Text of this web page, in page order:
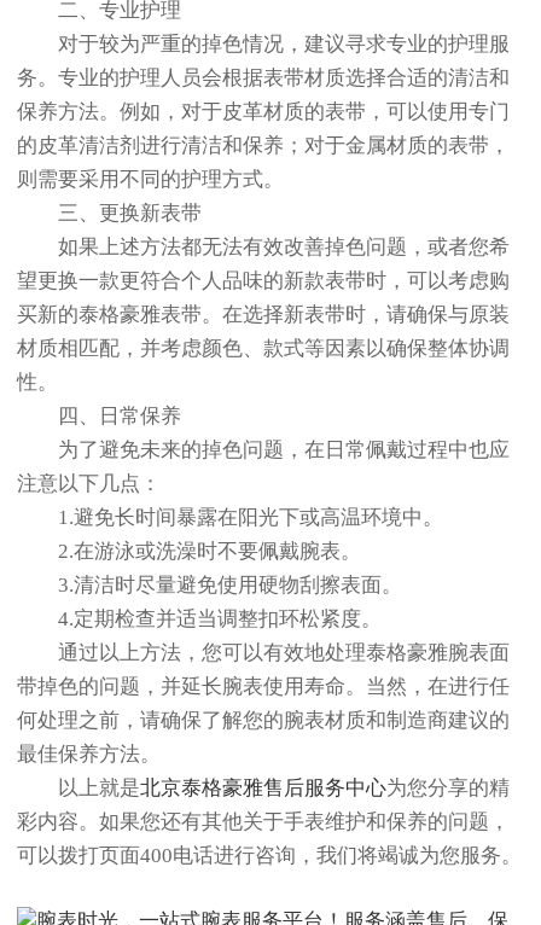
二、专业护理
对于较为严重的掉色情况，建议寻求专业的护理服
务。专业的护理人员会根据表带材质选择合适的清洁和
保养方法。例如，对于皮革材质的表带，可以使用专门
的皮革清洁剂进行清洁和保养；对于金属材质的表带，
则需要采用不同的护理方式。
三、更换新表带
如果上述方法都无法有效改善掉色问题，或者您希
望更换一款更符合个人品味的新款表带时，可以考虑购
买新的泰格豪雅表带。在选择新表带时，请确保与原装
材质相匹配，并考虑颜色、款式等因素以确保整体协调
性。
四、日常保养
为了避免未来的掉色问题，在日常佩戴过程中也应
注意以下几点：
1.避免长时间暴露在阳光下或高温环境中。
2.在游泳或洗澡时不要佩戴腕表。
3.清洁时尽量避免使用硬物刮擦表面。
4.定期检查并适当调整扣环松紧度。
通过以上方法，您可以有效地处理泰格豪雅腕表面
带掉色的问题，并延长腕表使用寿命。当然，在进行任
何处理之前，请确保了解您的腕表材质和制造商建议的
最佳保养方法。
以上就是北京泰格豪雅售后服务中心为您分享的精
彩内容。如果您还有其他关于手表维护和保养的问题，
可以拨打页面400电话进行咨询，我们将竭诚为您服务。